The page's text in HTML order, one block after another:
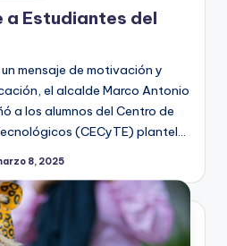
a Estudiantes del
mensaje de motivación y
el alcalde Marco Antonio
a los alumnos del Centro de
(CECyTE) plantel…
8, 2025